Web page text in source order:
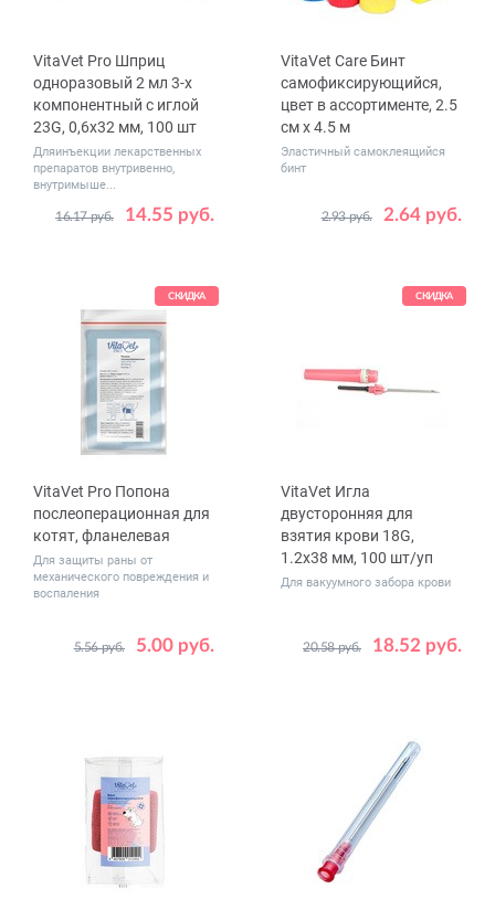
VitaVet Pro Шприц
одноразовый 2 мл 3-х
компонентный с иглой
23G, 0,6х32 мм, 100 шт
Дляинъекции лекарственных
препаратов внутривенно,
внутримыше...
14.55 руб.
16.17 руб.
VitaVet Care Бинт
самофиксирующийся,
цвет в ассортименте, 2.5
см х 4.5 м
Эластичный самоклеящийся
бинт
2.64 руб.
2.93 руб.
СКИДКА
VitaVet Pro Попона
послеоперационная для
котят, фланелевая
Для защиты раны от
механического повреждения и
воспаления
5.00 руб.
5.56 руб.
СКИДКА
VitaVet Игла
двусторонняя для
взятия крови 18G,
1.2x38 мм, 100 шт/уп
Для вакуумного забора крови
18.52 руб.
20.58 руб.